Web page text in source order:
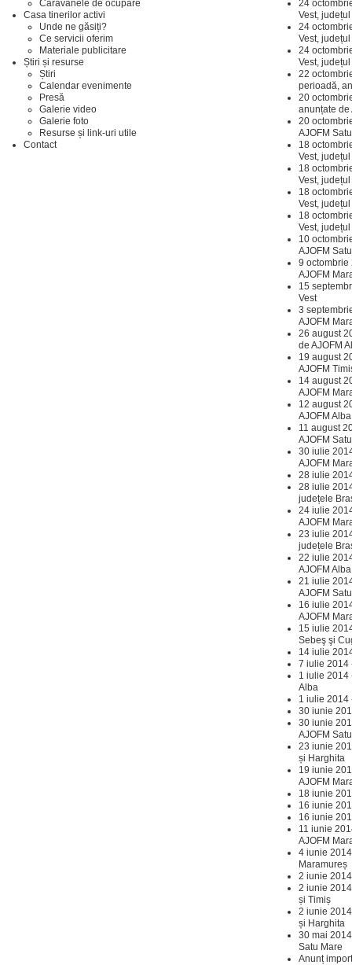
Caravanele de ocupare
Casa tinerilor activi
Unde ne găsiți?
Ce servicii oferim
Materiale publicitare
Știri și resurse
Știri
Calendar evenimente
Presă
Galerie video
Galerie foto
Resurse și link-uri utile
Contact
24
Vest,
24
Vest,
24
Vest,
22
perioadă,
20
anunțate de
20
AJOFM
18
Vest,
18
Vest,
18
Vest,
18
Vest,
10
AJOFM
9 octombrie
AJOFM
15
Vest
3
AJOFM
26 august
de AJOFM
19 august
AJOFM
14 august
AJOFM
12 august
AJOFM Alba
11 august
AJOFM
30 iulie
AJOFM
28 iulie
28 iulie
județele
24 iulie
AJOFM
23 iulie
județele
22 iulie
AJOFM Alba
21 iulie
AJOFM
16 iulie
AJOFM
15 iulie
Sebeş şi
14 iulie
7 iulie 2014
1 iulie 2014
Alba
1 iulie 2014
30 iunie
30 iunie
AJOFM
23 iunie
și Harghita
19 iunie
AJOFM
18 iunie
16 iunie
16 iunie
11 iunie
AJOFM
4 iunie
Maramureș
2 iunie
2 iunie
și Timiș
2 iunie
și Harghita
30 mai
Satu Mare
Anunț